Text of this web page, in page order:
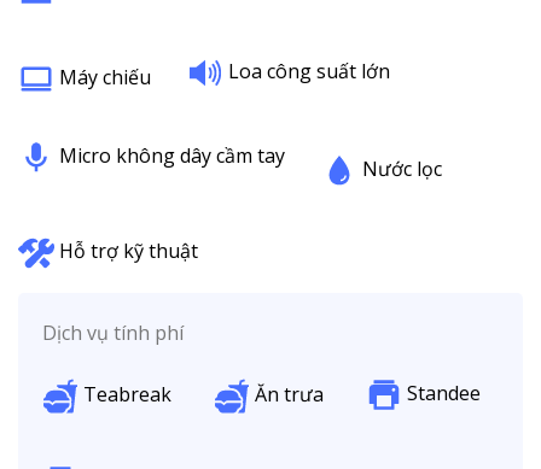
Máy chiếu Loa công suất lớn
Micro không dây cầm tay Nước lọc
Hỗ trợ kỹ thuật
Dịch vụ tính phí
Teabreak Ăn trưa Standee